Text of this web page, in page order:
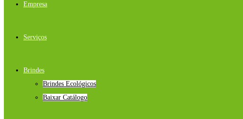
Empresa
Serviços
Brindes
Brindes Ecológicos
Baixar Catálogo